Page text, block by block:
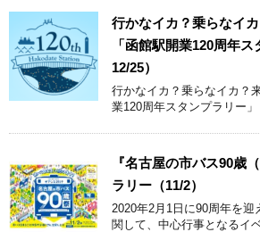
行かなイカ？乗らなイ
「函館駅開業120周年
12/25）
行かなイカ？乗らなイカ？
業120周年スタンプラリー」
『名古屋の市バス90歳
ラリー（11/2）
2020年2月1日に90周年を迎
関して、中心行事となるイベ